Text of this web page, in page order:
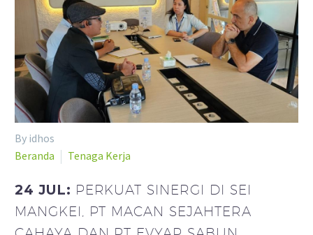
By idhos
Beranda
Tenaga Kerja
24 JUL: PERKUAT SINERGI DI SEI
MANGKEI, PT MACAN SEJAHTERA